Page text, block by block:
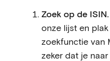
Zoek op de ISIN.
onze lijst en
zoekfunctie van
zeker dat je